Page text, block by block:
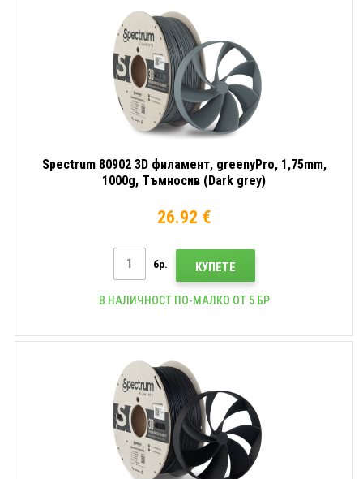
Spectrum 80902 3D филамент, greenyPro, 1,75mm,
1000g, Тъмносив (Dark grey)
26.92 €
бр. КУПЕТЕ
В НАЛИЧНОСТ ПО-МАЛКО ОТ 5 БР